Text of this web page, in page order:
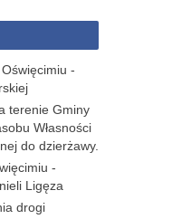
-
terenie Gminy
Własności
do dzierżawy.
-
Ligęza
drogi